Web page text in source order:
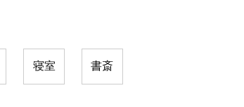
寝室 書斎